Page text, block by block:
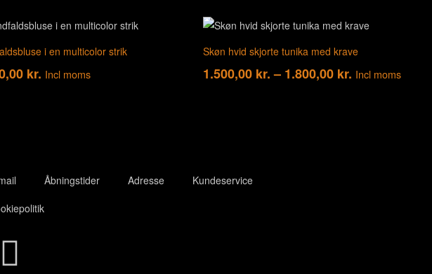
i en multicolor strik
kr. Incl moms
Skøn hvid skjorte tunika med krave
1.500,00 kr. – 1.800,00 kr. Incl moms
Åbningstider Adresse
Kundeservice